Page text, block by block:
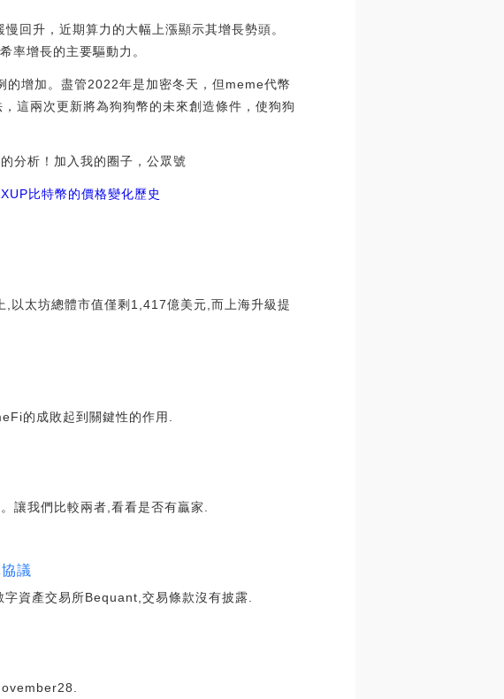
回升，近期算力的大幅上漲顯示其增長勢頭。
率增長的主要驅動力。
增加。盡管2022年是加密冬天，但meme代幣
這兩次更新將為狗狗幣的未來創造條件，使狗狗
分析！加入我的圈子，公眾號
比特幣的價格變化歷史
以太坊總體市值僅剩1,417億美元,而上海升級提
的成敗起到關鍵性的作用.
讓我們比較兩者,看看是否有贏家.
議
資產交易所Bequant,交易條款沒有披露.